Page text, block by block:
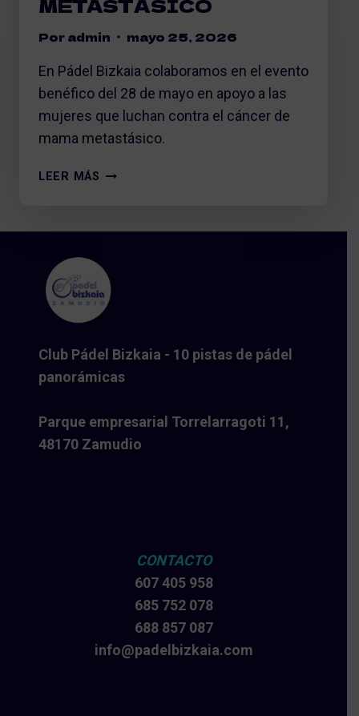
Poradmin mayo 25, 2026
En Pádel Bizkaia colaboramos en el evento
benéfico del 28 de mayo en apoyo a las
mujeres que luchan contra el cáncer de
mama metastásico.
LEER MÁS EVENTO
METASTÁSICO
Club Pádel Bizkaia - 10 pistas de pádel
panorámicas
Parque empresarial Torrelarragoti 11,
48170 Zamudio
CONTACTO
607 405 958
685 752 078
688 857 087
info@padelbizkaia.com